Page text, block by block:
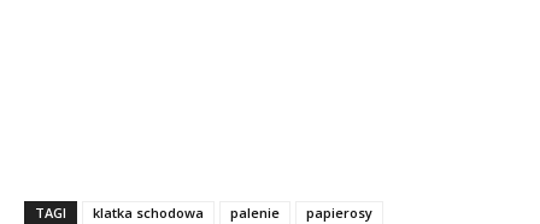
TAGI klatka schodowa palenie papierosy